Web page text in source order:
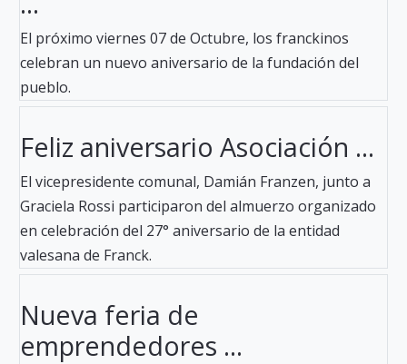
El próximo viernes 07 de Octubre, los franckinos
celebran un nuevo aniversario de la fundación del
pueblo.
Feliz aniversario Asociación ...
El vicepresidente comunal, Damián Franzen, junto a
Graciela Rossi participaron del almuerzo organizado
en celebración del 27° aniversario de la entidad
valesana de Franck.
Nueva feria de
emprendedores ...